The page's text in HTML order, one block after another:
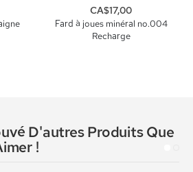
Fard à joues minéral no.004
Recharge
CA$17,00
D'autres Produits Que
!